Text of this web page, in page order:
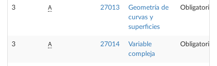
3 A 27013
Geometría de
curvas y
superficies
Obligatoria
3 A 27014
Variable
compleja
Obligatoria